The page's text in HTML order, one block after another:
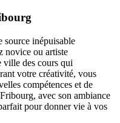
source inépuisable
novice ou artiste
ville des cours qui
votre créativité, vous
compétences et de
avec son ambiance
pour donner vie à vos